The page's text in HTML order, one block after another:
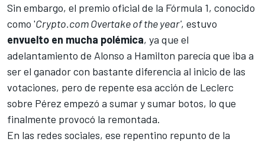
Sin embargo, el premio oficial de la Fórmula 1, conocido
como 'Crypto.com Overtake of the year', estuvo
envuelto en mucha polémica, ya que el
adelantamiento de Alonso a Hamilton parecía que iba a
ser el ganador con bastante diferencia al inicio de las
votaciones, pero de repente esa acción de Leclerc
sobre Pérez empezó a sumar y sumar botos, lo que
finalmente provocó la remontada.
En las redes sociales, ese repentino repunto de la